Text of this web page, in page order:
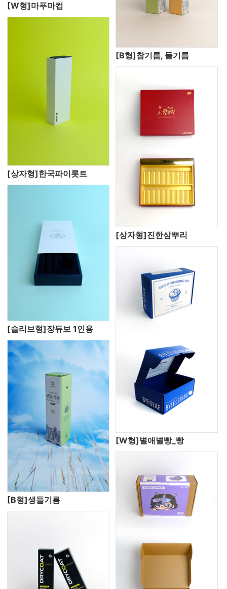
[W형]마푸마컵
[상자형]한국파이롯트
[B형]참기름, 들기름
[슬리브형]장듀보 1인용
[상자형]진한삼뿌리
[B형]생들기름
[W형]별애별빵_빵